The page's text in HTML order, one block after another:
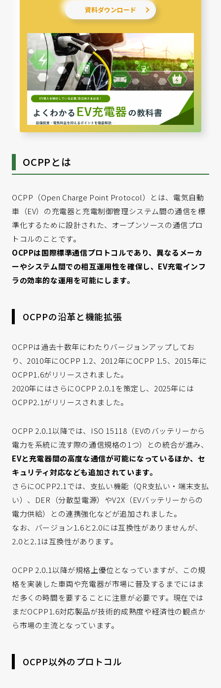
資料ダウンロード
OCPPとは
OCPP（Open Charge Point Protocol）とは、電気自動
車（EV）の充電器と充電制御管理システム間の通信を標
準化するために設計された、オープンソースの通信プロ
トコルのことです。
OCPPは国際標準通信プロトコルであり、異なるメーカ
ーやシステム間での相互運用性を確保し、EV充電インフ
ラの効率的な運用を可能にします。
OCPPの沿革と機能拡張
OCPPは過去十数年にわたりバージョンアップしてお
り、2010年にOCPP 1.2、2012年にOCPP 1.5、2015年に
OCPP1.6がリリースされました。
2020年にはさらにOCPP 2.0.1を策定し、2025年には
OCPP2.1がリリースされました。
OCPP 2.0.1以降では、ISO 15118（EVのバッテリーから
電力を系統に流す際の通信規格の1つ）との統合が進み、
EVと充電器間の高度な通信が可能になっているほか、セ
キュリティ対応なども追加されています。
さらにOCPP2.1では、支払い機能（QR支払い・端末支払
い）、DER（分散型電源）やV2X（EVバッテリーからの
電力供給）との連携強化などが追加されました。
なお、バージョン1.6と2.0には互換性がありませんが、
2.0と2.1は互換性があります。
OCPP 2.0.1以降が規格上優位となっていますが、この規
格を実装した車両や充電器が市場に普及するまでにはま
だ多くの時間を要することに注意が必要です。現在では
まだOCPP1.6対応製品が技術的成熟度や経済性の観点か
ら市場の主流となっています。
OCPP以外のプロトコル